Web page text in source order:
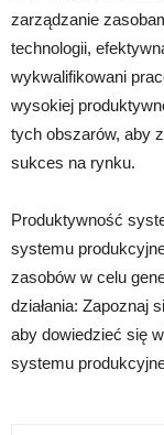
zarządzanie
technologii,
wykwalifikowani
wysokiej
tych obszarów, aby
sukces na rynku.
Produktywność
systemu
zasobów w celu
działania: Zapoznaj
aby dowiedzieć się
systemu